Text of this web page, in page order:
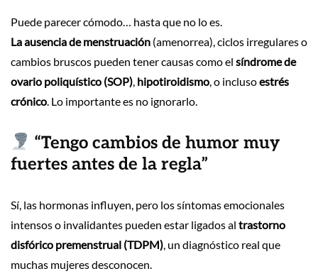
Puede parecer cómodo… hasta que no lo es.
La ausencia de menstruación (amenorrea), ciclos irregulares o
cambios bruscos pueden tener causas como el síndrome de
ovario poliquístico (SOP) hipotiroidismo , o inclusoestrés
crónico . Lo importante es no ignorarlo.
“Tengo cambios de humor muy
fuertes antes de la regla”
Sí, las hormonas influyen, pero los síntomas emocionales
intensos o invalidantes pueden estar ligados al trastorno
disfórico premenstrual (TDPM) , un diagnóstico real que
muchas mujeres desconocen.